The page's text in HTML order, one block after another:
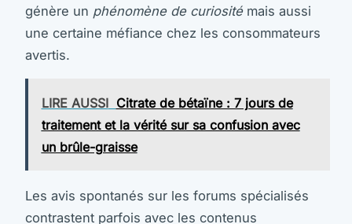
génère un phénomène de curiositémais aussi
une certaine méfiance chez les consommateurs
avertis.
LIRE AUSSI Citrate de bétaïne : 7 jours de
traitement et la vérité sur sa confusion avec
un brûle-graisse
Les avis spontanés sur les forums spécialisés
contrastent parfois avec les contenus